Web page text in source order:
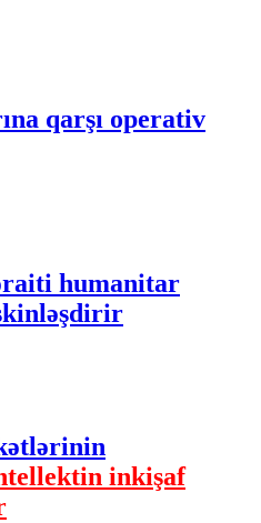
qarşı operativ
humanitar
inkişaf